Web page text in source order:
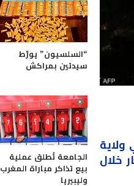
ولاية
خلال
“السلسيون” يورّط
سيدتين بمراكش
الجامعة تُطلق عملية
بيع تذاكر مباراة المغرب
وليبيريا